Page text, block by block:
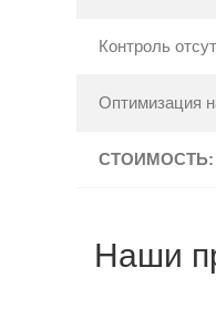
Контроль
Оптимизация
СТОИМОСТЬ:
Наши